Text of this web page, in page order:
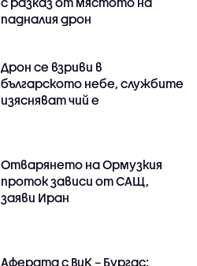
падналия дрон
Дрон се взриви в
българското небе, службите
изясняват чий е
Отварянето на Ормузкия
проток зависи от САЩ,
заяви Иран
Аферата с ВиК – Бургас: